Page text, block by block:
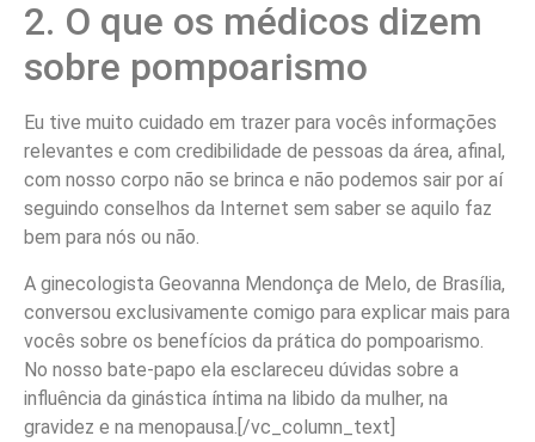
2. O que os médicos dizem
sobre pompoarismo
Eu tive muito cuidado em trazer para vocês informações
relevantes e com credibilidade de pessoas da área, afinal,
com nosso corpo não se brinca e não podemos sair por aí
seguindo conselhos da Internet sem saber se aquilo faz
bem para nós ou não.
A ginecologista Geovanna Mendonça de Melo, de Brasília,
conversou exclusivamente comigo para explicar mais para
vocês sobre os benefícios da prática do pompoarismo.
No nosso bate-papo ela esclareceu dúvidas sobre a
influência da ginástica íntima na libido da mulher, na
gravidez e na menopausa.[/vc_column_text]